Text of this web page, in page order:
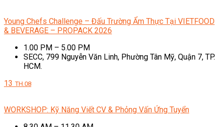
Young Chefs Challenge – Đấu Trường Ẩm Thực Tại VIETFOOD
& BEVERAGE – PROPACK 2026
1.00 PM – 5.00 PM
SECC, 799 Nguyễn Văn Linh, Phường Tân Mỹ, Quận 7, TP.
HCM.
13 TH.08
WORKSHOP: Kỹ Năng Viết CV & Phỏng Vấn Ứng Tuyển